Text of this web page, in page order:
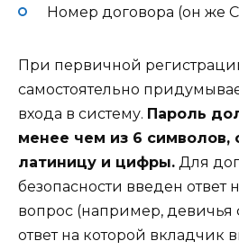
Номер договора (он же
При первичной
самостоятельно
входа в систему. Пароль
менее чем из 6
латиницу и цифры. Для
безопасности введен ответ
вопрос (например,
ответ на которой вкладчик